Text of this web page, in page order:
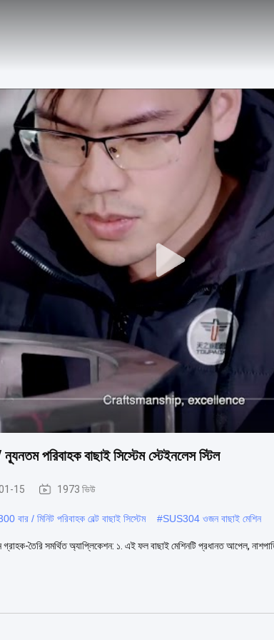
পরিবাহক বাছাই সিস্টেম স্টেইনলেস স্টিল
15 1973 ভিউ
বার / মিনিট পরিবাহক বেল্ট বাছাই সিস্টেম #SUS304 ওজন বাছাই মেশিন
গ্রাহক-তৈরি সমর্থিত অ্যাপ্লিকেশন: ১. এই ফল বাছাই মেশিনটি প্রধানত আপেল,